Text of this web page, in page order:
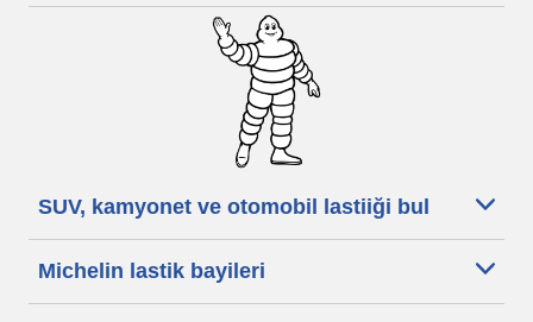
SUV, kamyonet ve otomobil lastiiği bul
Michelin lastik bayileri